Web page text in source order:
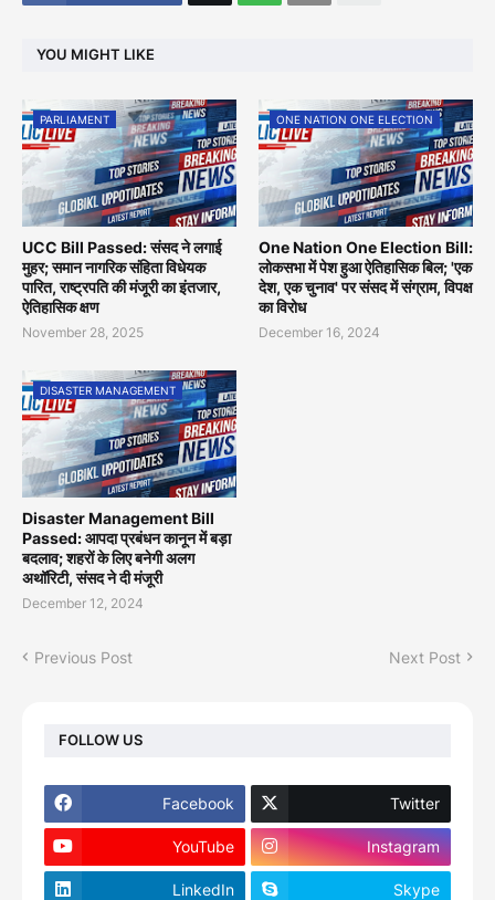
YOU MIGHT LIKE
PARLIAMENT
UCC Bill Passed: संसद ने लगाई
मुहर; समान नागरिक संहिता विधेयक
पारित, राष्ट्रपति की मंजूरी का इंतजार,
ऐतिहासिक क्षण
November 28, 2025
ONE NATION ONE ELECTION
One Nation One Election Bill:
लोकसभा में पेश हुआ ऐतिहासिक बिल; 'एक
देश, एक चुनाव' पर संसद में संग्राम, विपक्ष
का विरोध
December 16, 2024
DISASTER MANAGEMENT
Disaster Management Bill
Passed: आपदा प्रबंधन कानून में बड़ा
बदलाव; शहरों के लिए बनेगी अलग
अथॉरिटी, संसद ने दी मंजूरी
December 12, 2024
Previous Post Next Post
FOLLOW US
Facebook Twitter
YouTube Instagram
LinkedIn Skype